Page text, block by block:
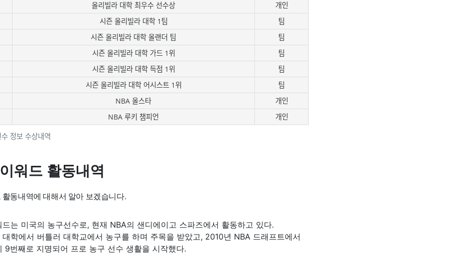
정보 수상내역
올리빌라 대학 최우수 선수상
개인
시즌 올리빌라 대학 1팀
팀
시즌 올리빌라 대학 올랜더 팀
팀
시즌 올리빌라 대학 가드 1위
팀
시즌 올리빌라 대학 득점 1위
팀
시즌 올리빌라 대학 어시스트 1위
팀
NBA 올스타
개인
NBA 루키 챔피언 개인
워드 활동내역
동내역에 대해서 알아 보겠습니다.
드는 미국의 농구선수로, 현재 NBA의 샌디에이고 스파즈에서 활동하고 있다.
학에서 버틀러 대학교에서 농구를 하며 주목을 받았고, 2010년 NBA 드래프트에서
9번째로 지명되어 프로 농구 선수 생활을 시작했다.